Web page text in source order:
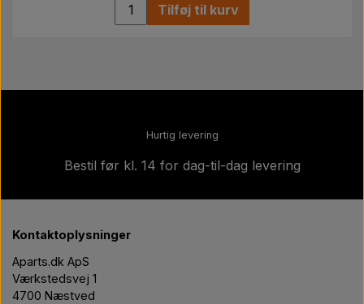
Tilføj til kurv
Hurtig levering
Bestil før kl. 14 for dag-til-dag levering
Kontaktoplysninger
Aparts.dk ApS
Værkstedsvej 1
4700 Næstved